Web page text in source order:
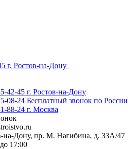
г. Ростов-на-Дону
42-45 г. Ростов-на-Дону
08-24 Бесплатный звонок по России
88-24 г. Москва
на-Дону, пр. М. Нагибина, д. 33А/47
17:00